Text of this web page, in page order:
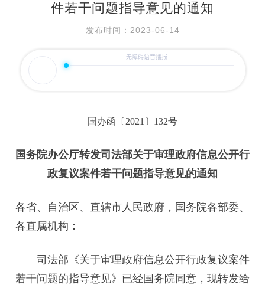
件若干问题指导意见的通知
发布时间：2023-06-14
国办函〔 2021〕132号
国务院办公厅转发司法部关于审理政府信息公开行
政复议案件若干问题指导意见的通知
各省、自治区、直辖市人民政府，国务院各部委、
各直属机构：
司法部《关于审理政府信息公开行政复议案件
若干问题的指导意见》已经国务院同意，现转发给